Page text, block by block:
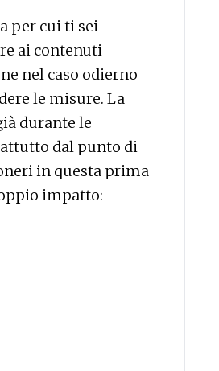
per cui ti sei
ai contenuti
nel caso odierno
le misure. La
durante le
dal punto di
in questa prima
impatto: